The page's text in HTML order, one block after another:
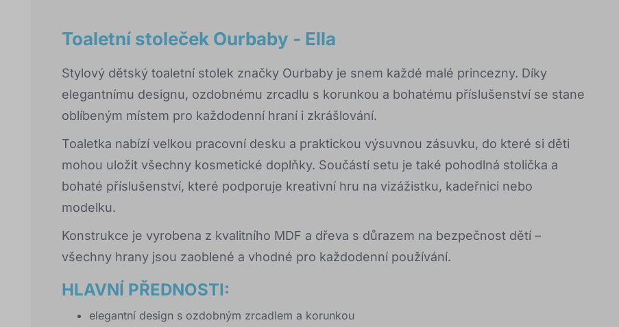
Toaletní stoleček Ourbaby - Ella
Stylový dětský toaletní stolek značky Ourbaby je snem každé malé princezny. Díky
elegantnímu designu, ozdobnému zrcadlu s korunkou a bohatému příslušenství se stane
oblíbeným místem pro každodenní hraní i zkrášlování.
Toaletka nabízí velkou pracovní desku a praktickou výsuvnou zásuvku, do které si děti
mohou uložit všechny kosmetické doplňky. Součástí setu je také pohodlná stolička a
bohaté příslušenství, které podporuje kreativní hru na vizážistku, kadeřnici nebo
modelku.
Konstrukce je vyrobena z kvalitního MDF a dřeva s důrazem na bezpečnost dětí –
všechny hrany jsou zaoblené a vhodné pro každodenní používání.
HLAVNÍ PŘEDNOSTI:
elegantní design s ozdobným zrcadlem a korunkou